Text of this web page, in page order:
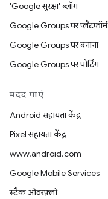
'Google सुरक्षा' ब्लॉग
Google Groups पर प्लैटफ़ॉर्म
Google Groups पर बनाना
Google Groups पर पोर्टिंग
मदद पाएं
Android सहायता केंद्र
Pixel सहायता केंद्र
www.android.com
Google Mobile Services
स्टैक ओवरफ़्लो